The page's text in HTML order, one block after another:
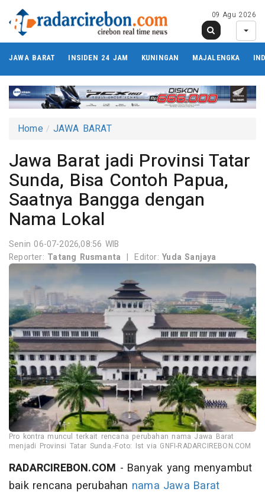
09 Agu 2026
JAWA BARAT INSIDEN 24 JAM KUNINGAN MAJALENGKA
Home JAWA BARAT
Jawa Barat jadi Provinsi Tatar
Sunda, Bisa Contoh Papua,
Saatnya Bangga dengan
Nama Lokal
Senin 06-07-2026,08:56 WIB
Reporter: Tatang Rusmanta | Editor:Yuda Sanjaya
Pro kontra muncul terkait rencana perubahan nama Jawa Barat
menjadi Provinsi Tatar Sunda.-Foto: Ist via GNFI-RADARCIREBON.COM
RADARCIREBON.COM - Banyak yang menyambut
baik rencana perubahan nama Jawa Barat